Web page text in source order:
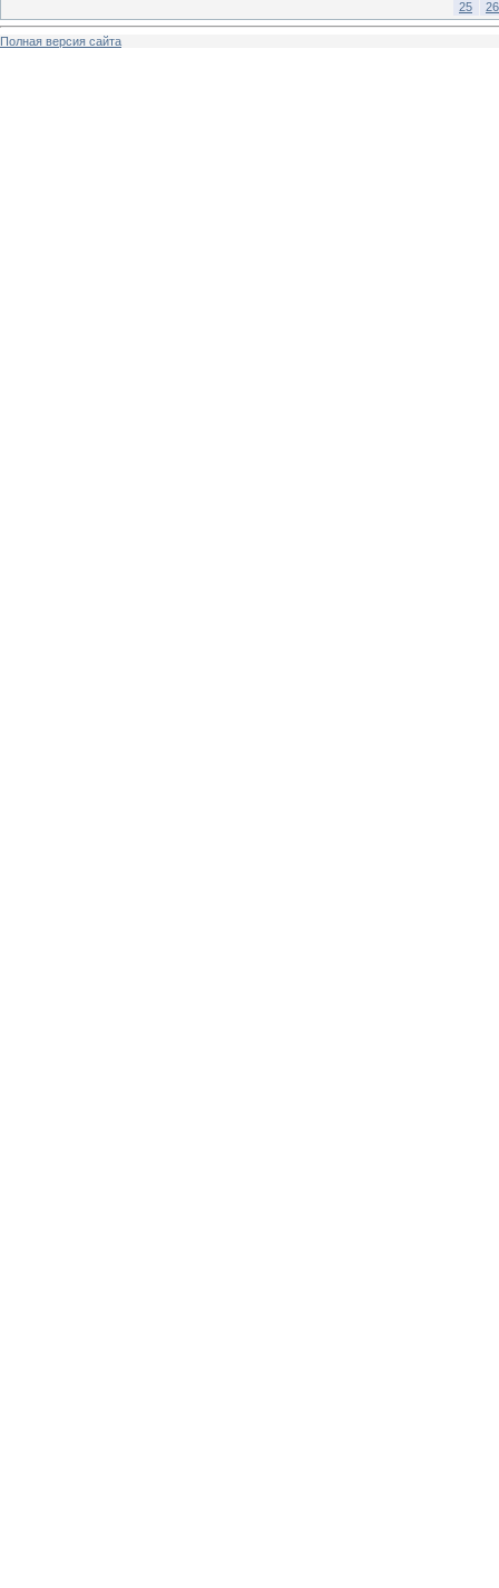
25 26
Полная версия сайта